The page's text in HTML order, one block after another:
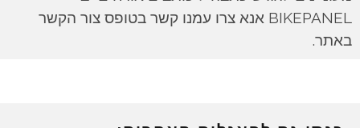
BIKEPANEL אנא צרו עמנו קשר בטופס צור הקשר
באתר.